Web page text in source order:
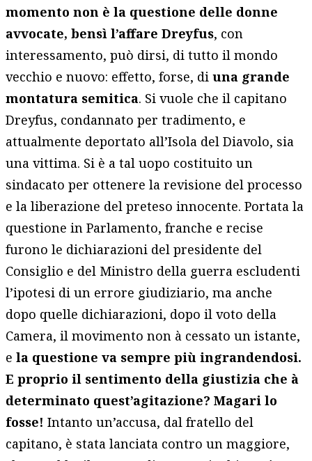
momento non è la questione delle donne
avvocate, bensì l’affare Dreyfus, con
interessamento, può dirsi, di tutto il mondo
vecchio e nuovo: effetto, forse, diuna grande
montatura semitica. Si vuole che il capitano
Dreyfus, condannato per tradimento, e
attualmente deportato all’Isola del Diavolo, sia
una vittima. Si è a tal uopo costituito un
sindacato per ottenere la revisione del processo
e la liberazione del preteso innocente. Portata la
questione in Parlamento, franche e recise
furono le dichiarazioni del presidente del
Consiglio e del Ministro della guerra escludenti
l’ipotesi di un errore giudiziario, ma anche
dopo quelle dichiarazioni, dopo il voto della
Camera, il movimento non à cessato un istante,
ela questione va sempre più ingrandendosi.
E proprio il sentimento della giustizia che à
determinato quest’agitazione? Magari lo
fosse! Intanto un’accusa, dal fratello del
capitano, è stata lanciata contro un maggiore,